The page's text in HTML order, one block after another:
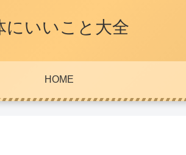
にいいこと大全
HOME